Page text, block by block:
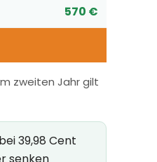
570 €
zweiten Jahr gilt
39,98 Cent